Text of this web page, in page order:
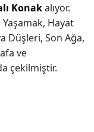
Konakalıyor.
Yaşamak, Hayat
Düşleri, Son Ağa,
ve
çekilmiştir.